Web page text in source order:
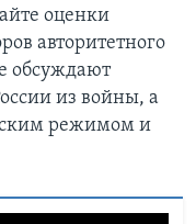
оценки
авторитетного
обсуждают
из войны, а
режимом и